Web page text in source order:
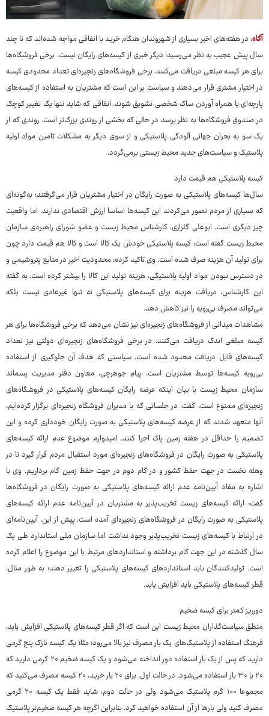
آگاه: در هفته‌های اخیر بسیاری از شهروندان هنگام خرید با اتفاقی مواجه شده‌اند که تا چند
سال پیش عجیب به نظر می‌رسید؛ دیگر خبری از کیسه‌های رایگان نیست. برخی فروشگاه‌ها
برای هر کیسه مبلغی دریافت می‌کنند، برخی فروشگاه‌های زنجیره‌ای تعداد محدودی کیسه
در اختیار مشتری قرار می‌دهند و سیاست بر این است که مشتریان به استفاده از کیسه‌های
پارچه‌ای یا همراه آوردن ساک شخصی تشویق شوند. اتفاقی که شاید تنها یک تغییر کوچک
در صندوق فروشگاه‌ها به نظر برسد در حالی که بخشی از روندی بزرگ‌تر است. روندی که از
یک سو به بحران جهانی آلودگی پلاستیکی و از سوی دیگر به مشکلات تامین مواد اولیه
پلاستیک و سیاست‌های جدید محیط زیستی برمی‌گردد.
کیسه پلاستیکی هم قیمت دارد
سال‌ها کیسه‌های پلاستیکی به صورت رایگان در اختیار مشتریان قرار می‌گرفتند؛ به‌گونه‌ای
که بسیاری از مردم تصور می‌کردند این کیسه‌ها اساسا ارزش اقتصادی ندارند. اما واقعیت
چیز دیگری است. ابوعلی گلزاری، کارشناس محیط زیست و عضو شورای راهبردی سازمان
محیط زیست گفته است: کیسه پلاستیکی خودش یک کالا است و کالا هم قیمت دارد چون
برای تولید آن هزینه صرف شده است. وی تاکید کرده: محدودیت اخیر در منابع پتروشیمی و
در دسترس نبودن مواد اولیه پلاستیکی، هزینه تولید این کالا را بیشتر کرده است. به گفته
این کارشناس، دریافت هزینه برای کیسه‌های پلاستیکی نه تنها غیرعادی نیست بلکه
می‌تواند مصرف بی‌رویه را نیز کاهش دهد.
مشاهدات میدانی از فروشگاه‌های زنجیره‌ای نیز نشان می‌دهد که برخی فروشگاه‌ها برای هر
کیسه مبلغی اندک دریافت می‌کنند. در برخی فروشگاه‌های زنجیره‌ای دولتی نیز تعداد
کیسه‌های قابل دریافت محدود شده است. سیاستی که هدف آن جلوگیری از استفاده
بی‌رویه کیسه‌ها توسط مشتریان است. پیام جوهرچی، معاون دفتر مدیریت پسماند
سازمان محیط زیست با بیان اینکه عرضه رایگان کیسه‌های پلاستیکی در فروشگاه‌های
زنجیره‌ای ممنوع است، گفت: در جلساتی که با مدیران فروشگاه زنجیره‌ای برگزار کرده‌ایم،
آنها متعهد شدند که از عرضه کیسه‌های پلاستیکی به صورت رایگان خودداری کرده و این
تصمیم را حداقل در هفته زمین پاک اجرا کنند. امیدوارم موضوع عدم ارائه کیسه‌های
پلاستیکی به صورت رایگان در فروشگاه‌های زنجیره‌ای مورد استقبال مردم قرار گیرد تا در
وهله نخست در جهت حفظ کشور و در گام دوم در جهت حفظ زمین گام برداریم. وی با
اشاره به مفاد آیین‌نامه عدم ارائه کیسه‌های پلاستیکی به صورت رایگان در فروشگاه‌ها
گفت: ارائه کیسه‌های زیست تخریب‌پذیر به مشتریان در آیین‌نامه عدم ارائه کیسه‌های
پلاستیکی به صورت رایگان در فروشگاه‌های زنجیره‌ای آمده است. پیش از این، آیین‌نامه‌ای
در ارتباط با کیسه‌های زیست تخریب‌پذیر وجود نداشت اما سازمان ملی استاندارد طی یک
سال گذشته در این جهت گام برداشته و استانداردهای مرتبط با این موضوع را اعلام کرده
است. تولیدکنندگان باید استانداردهای کیسه‌های پلاستیکی را تغییر دهند؛ به طور مثال،
قطر کیسه‌های پلاستیکی باید افزایش یابد.
دورریز کمتر برای کیسه ضخیم
منطق سیاست‌گذاران محیط زیست این است که اگر قطر کیسه‌های پلاستیکی افزایش یابد،
فرهنگ استفاده از پلاستیک‌های یک بار مصرف نیز بالا می‌رود؛ مثلا یک کیسه نازک پنج گرمی
دارید که پس از یک بار استفاده دور انداخته می‌شود و یک کیسه ضخیم ۲۰ گرمی دارید که
۲۰ یا ۳۰ بار استفاده می‌شود. در حالت اول، برای ۲۰ بار خرید، ۲۰ کیسه مصرف می‌کنید که
مجموعا ۱۰۰ گرم پلاستیک می‌شود ولی در حالت دوم، شاید فقط یک کیسه ۲۰ گرمی
مصرف کنید ولی بارها از آن استفاده خواهید کرد. بنابراین اگرچه هر کیسه ضخیم‌تر پلاستیک